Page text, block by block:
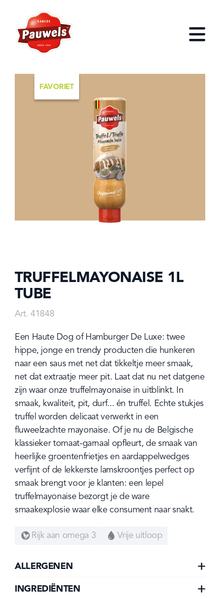
FAVORIET
TRUFFELMAYONAISE 1L
TUBE
Art. 41848
Een Haute Dog of Hamburger De Luxe: twee
hippe, jonge en trendy producten die hunkeren
naar een saus met net dat tikkeltje meer smaak,
net dat extraatje meer pit. Laat dat nu net datgene
zijn waar onze truffelmayonaise in uitblinkt. In
smaak, kwaliteit, pit, durf... én truffel. Echte stukjes
truffel worden delicaat verwerkt in een
fluweelzachte mayonaise. Of je nu de Belgische
klassieker tomaat-garnaal opfleurt, de smaak van
heerlijke groentenfrietjes en aardappelwedges
verfijnt of de lekkerste lamskroontjes perfect op
smaak brengt voor je klanten: een lepel
truffelmayonaise bezorgt je de ware
smaakexplosie waar elke consument naar snakt.
Rijk aan omega 3 Vrije uitloop
ALLERGENEN
INGREDIËNTEN